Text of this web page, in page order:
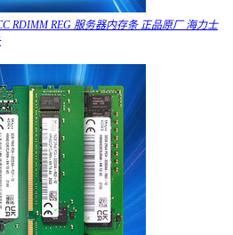
RDIMM REG 服务器内存条 正品原厂 海力士